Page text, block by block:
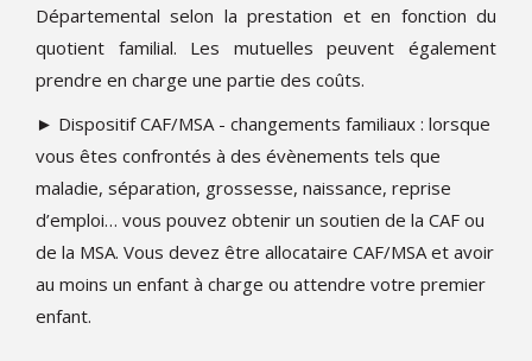
Départemental selon la prestation et en fonction du
quotient familial. Les mutuelles peuvent également
prendre en charge une partie des coûts.
► Dispositif CAF/MSA - changements familiaux : lorsque
vous êtes confrontés à des évènements tels que
maladie, séparation, grossesse, naissance, reprise
d’emploi… vous pouvez obtenir un soutien de la CAF ou
de la MSA. Vous devez être allocataire CAF/MSA et avoir
au moins un enfant à charge ou attendre votre premier
enfant.